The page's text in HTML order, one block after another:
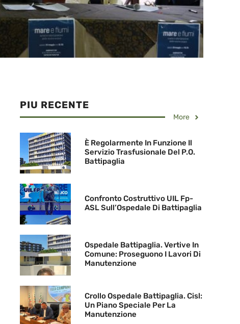
PIU RECENTE
More
È Regolarmente In Funzione Il
Servizio Trasfusionale Del P.O.
Battipaglia
Confronto Costruttivo UIL Fp-
ASL Sull’Ospedale Di Battipaglia
Ospedale Battipaglia. Vertive In
Comune: Proseguono I Lavori Di
Manutenzione
Crollo Ospedale Battipaglia. Cisl:
Un Piano Speciale Per La
Manutenzione